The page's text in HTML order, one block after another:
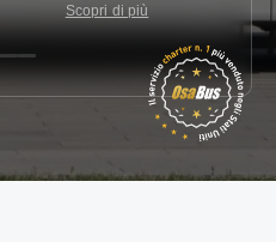
Scopri di più